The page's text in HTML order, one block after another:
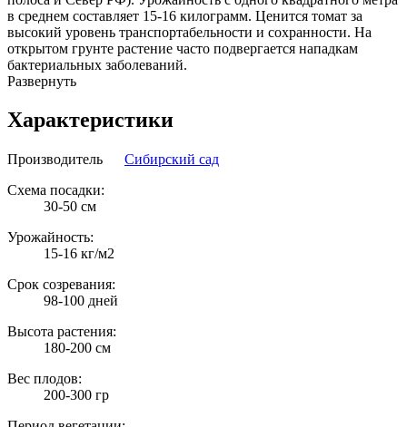
в среднем составляет 15-16 килограмм. Ценится томат за
высокий уровень транспортабельности и сохранности. На
открытом грунте растение часто подвергается нападкам
бактериальных заболеваний.
Развернуть
Характеристики
Производитель
Сибирский сад
Схема посадки:
30-50 см
Урожайность:
15-16 кг/м2
Срок созревания:
98-100 дней
Высота растения:
180-200 см
Вес плодов:
200-300 гр